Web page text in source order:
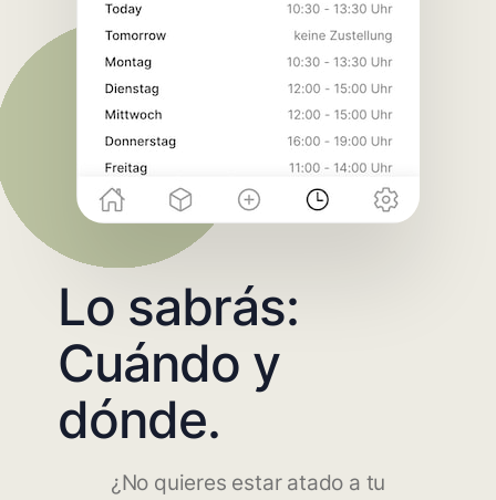
Lo sabrás:
Cuándo y
dónde.
¿No quieres estar atado a tu